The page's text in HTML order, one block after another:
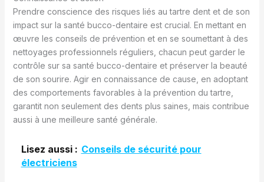
Prendre conscience des risques liés au tartre dent et de son
impact sur la santé bucco-dentaire est crucial. En mettant en
œuvre les conseils de prévention et en se soumettant à des
nettoyages professionnels réguliers, chacun peut garder le
contrôle sur sa santé bucco-dentaire et préserver la beauté
de son sourire. Agir en connaissance de cause, en adoptant
des comportements favorables à la prévention du tartre,
garantit non seulement des dents plus saines, mais contribue
aussi à une meilleure santé générale.
Lisez aussi : Conseils de sécurité pour
électriciens